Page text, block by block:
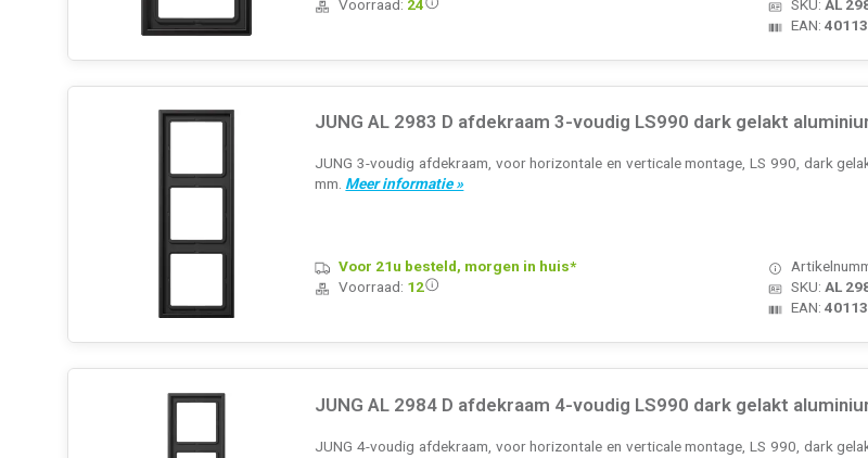
SKU:AL
EAN:
Voorraad: 24
JUNG AL 2983 D afdekraam 3-voudig LS990 dark gelakt
JUNG 3-voudig afdekraam, voor horizontale en verticale montage, LS 990, dark
mm. Meer informatie »
SKU:AL
EAN:
Voor 21u besteld, morgen in huis*
Voorraad: 12
JUNG AL 2984 D afdekraam 4-voudig LS990 dark gelakt
JUNG 4-voudig afdekraam, voor horizontale en verticale montage, LS 990, dark